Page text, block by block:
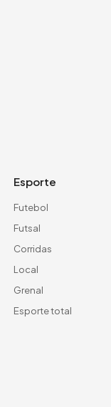
Esporte
Futebol
Futsal
Corridas
Local
Grenal
Esporte total